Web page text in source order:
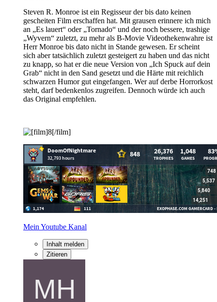
Steven R. Monroe ist ein Regisseur der bis dato keinen
gescheiten Film erschaffen hat. Mit grausen erinnere ich mich
an „Es lauert“ oder „Tornado“ und der noch bessere, trashige
„Wyvern“ zuletzt, zu mehr als B-Movie Videothekenwahre ist
Herr Monroe bis dato nicht in Stande gewesen. Er scheint
sich aber tatsächlich zuletzt gesteigert zu haben und das nicht
zu knapp, so hat er die neue Version von „Ich Spuck auf dein
Grab“ nicht in den Sand gesetzt und die Härte mit reichlich
schwarzen Humor gut eingefangen. Wer auf derbe Horrorkost
steht, darf bedenkenlos zugreifen. Dennoch würde ich auch
das Original empfehlen.
Mein Youtube Kanal
Inhalt melden
Zitieren